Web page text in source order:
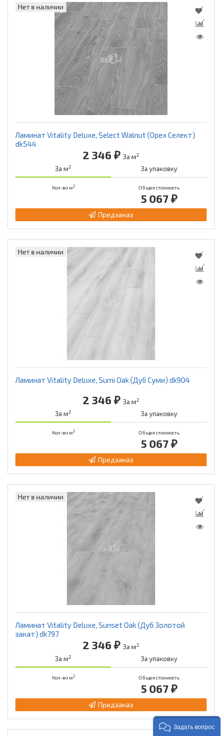
Нет в наличии
Ламинат Vitality Deluxe, Select Walnut (Орех Селект)
dk544
2 346 ₽ За м2
За м2 За упаковку
Кол-во м2 Общая стоимость
5 067 ₽
Предзаказ
Нет в наличии
Ламинат Vitality Deluxe, Sumi Oak (Дуб Суми) dk904
2 346 ₽ За м2
За м2 За упаковку
Кол-во м2 Общая стоимость
5 067 ₽
Предзаказ
Нет в наличии
Ламинат Vitality Deluxe, Sunset Oak (Дуб Золотой
закат) dk797
2 346 ₽ За м2
За м2 За упаковку
Кол-во м2 Общая стоимость
5 067 ₽
Предзаказ
Задать вопрос